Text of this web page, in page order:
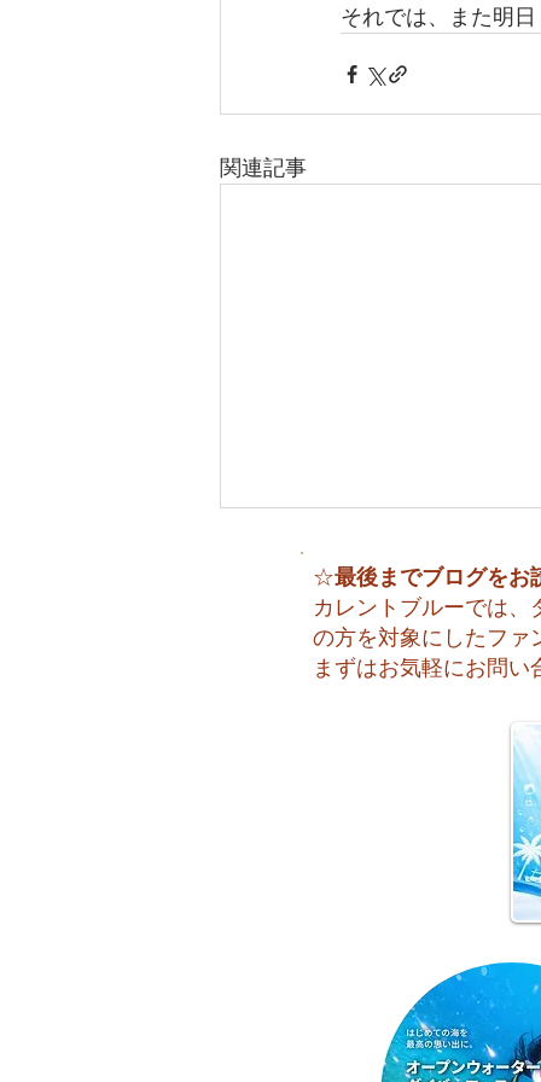
それでは、また明
関連記事
夏本番！明日からお泊まり海
☆最後までブログを
カレントブルーでは
の方を対象にしたファ
まずはお気軽にお問